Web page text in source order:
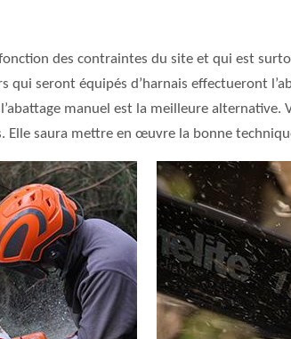
des contraintes du site et qui est
qui seront équipés d’harnais effectueront
manuel est la meilleure
Elle saura mettre en œuvre la bonne